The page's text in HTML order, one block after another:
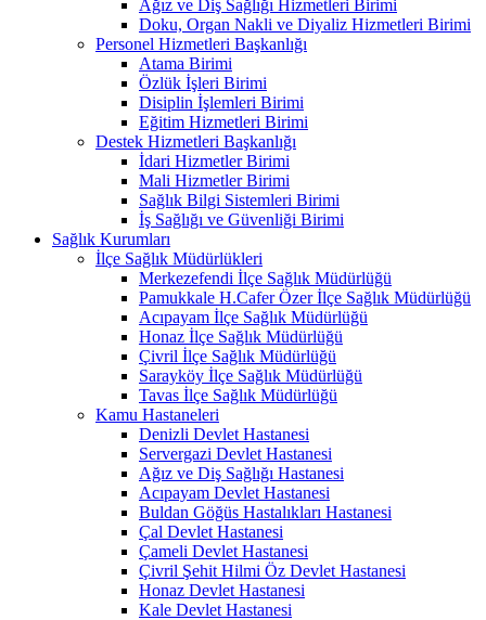
Ağız ve Diş Sağlığı Hizmetleri Birimi
Doku, Organ Nakli ve Diyaliz Hizmetleri Birimi
Personel Hizmetleri Başkanlığı
Atama Birimi
Özlük İşleri Birimi
Disiplin İşlemleri Birimi
Eğitim Hizmetleri Birimi
Destek Hizmetleri Başkanlığı
İdari Hizmetler Birimi
Mali Hizmetler Birimi
Sağlık Bilgi Sistemleri Birimi
İş Sağlığı ve Güvenliği Birimi
Sağlık Kurumları
İlçe Sağlık Müdürlükleri
Merkezefendi İlçe Sağlık Müdürlüğü
Pamukkale H.Cafer Özer İlçe Sağlık Müdürlüğü
Acıpayam İlçe Sağlık Müdürlüğü
Honaz İlçe Sağlık Müdürlüğü
Çivril İlçe Sağlık Müdürlüğü
Sarayköy İlçe Sağlık Müdürlüğü
Tavas İlçe Sağlık Müdürlüğü
Kamu Hastaneleri
Denizli Devlet Hastanesi
Servergazi Devlet Hastanesi
Ağız ve Diş Sağlığı Hastanesi
Acıpayam Devlet Hastanesi
Buldan Göğüs Hastalıkları Hastanesi
Çal Devlet Hastanesi
Çameli Devlet Hastanesi
Çivril Şehit Hilmi Öz Devlet Hastanesi
Honaz Devlet Hastanesi
Kale Devlet Hastanesi